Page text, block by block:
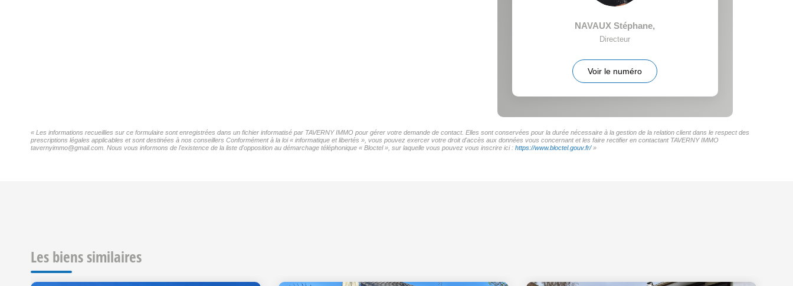
NAVAUX Stéphane,
Directeur
Voir le numéro
« Les informations recueillies sur ce formulaire sont enregistrées dans un fichier informatisé par TAVERNY IMMO pour gérer votre demande de contact. Elles sont conservées pour la durée nécessaire à la gestion de la relation client dans le respect des
prescriptions légales applicables et sont destinées à nos conseillers Conformément à la loi « informatique et libertés », vous pouvez exercer votre droit d'accès aux données vous concernant et les faire rectifier en contactant TAVERNY IMMO
tavernyimmo@gmail.com. Nous vous informons de l'existence de la liste d'opposition au démarchage téléphonique « Bloctel », sur laquelle vous pouvez vous inscrire ici : https://www.bloctel.gouv.fr/»
Les biens similaires